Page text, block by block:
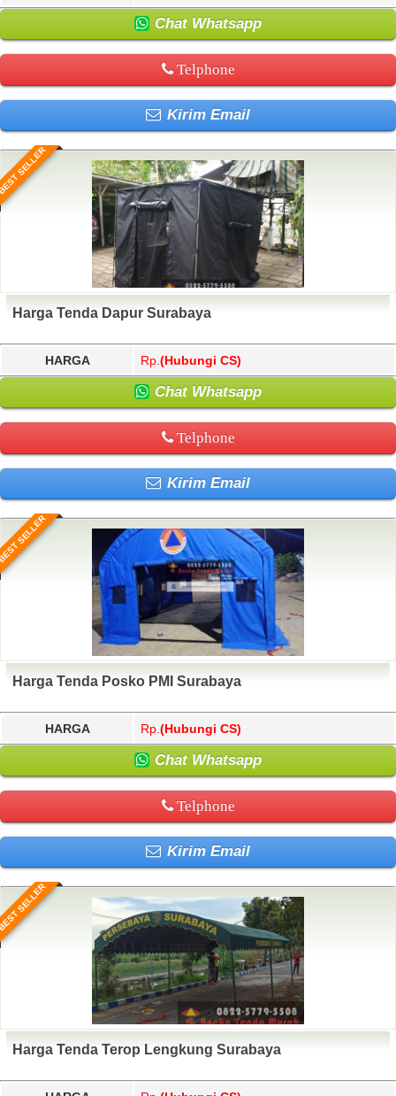
Chat Whatsapp
Telphone
Kirim Email
SELLER
Harga Tenda Dapur Surabaya
HARGA Rp. (Hubungi CS)
Chat Whatsapp
Telphone
Kirim Email
SELLER
Harga Tenda Posko PMI Surabaya
HARGA Rp. (Hubungi CS)
Chat Whatsapp
Telphone
Kirim Email
SELLER
Harga Tenda Terop Lengkung Surabaya